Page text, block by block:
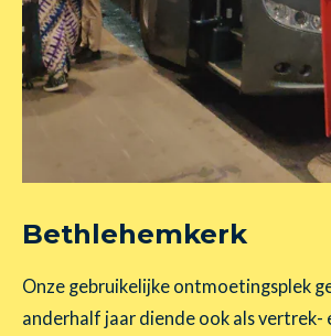
Bethlehemkerk
Onze gebruikelijke ontmoetingsplek
anderhalf jaar diende ook als vertrek-